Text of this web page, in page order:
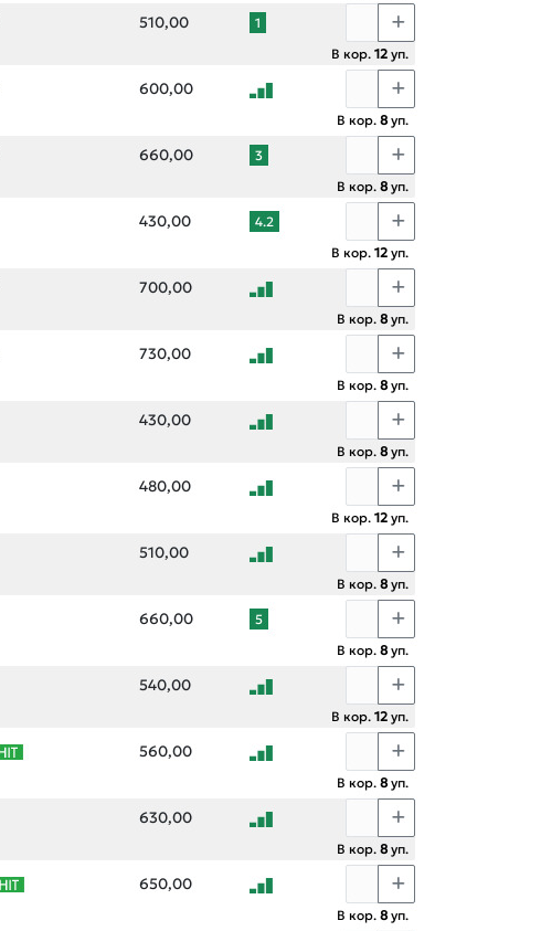
510,00
1
В кор. 12 уп.
600,00
В кор. 8 уп.
660,00
3
В кор. 8 уп.
430,00
4.2
В кор. 12 уп.
700,00
В кор. 8 уп.
730,00
В кор. 8 уп.
430,00
В кор. 8 уп.
480,00
В кор. 12 уп.
510,00
В кор. 8 уп.
660,00
5
В кор. 8 уп.
540,00
В кор. 12 уп.
560,00
В кор. 8 уп.
630,00
В кор. 8 уп.
650,00
В кор. 8 уп.